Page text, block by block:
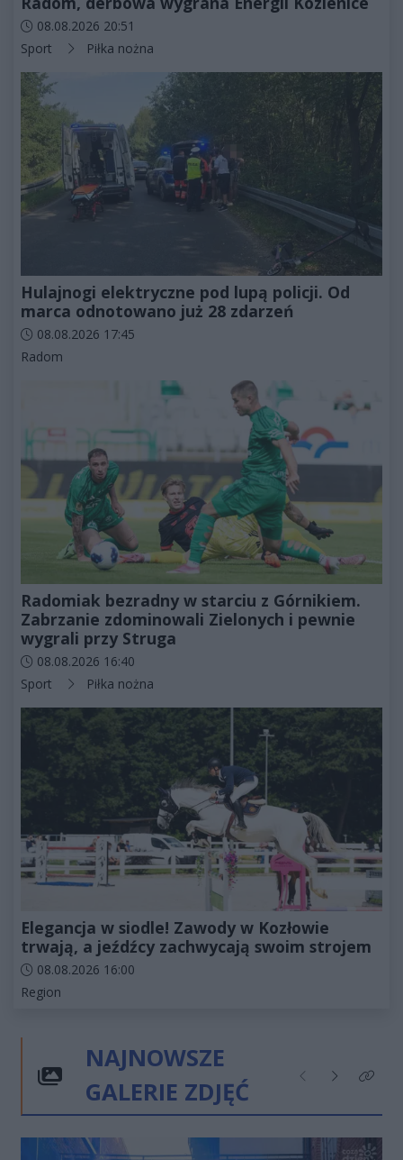
Data dodania artykułu:
08.08.2026 20:51
Kategorie artykułu:
Sport Piłka nożna
Hulajnogi elektryczne pod lupą policji. Od
marca odnotowano już 28 zdarzeń
Data dodania artykułu:
08.08.2026 17:45
Kategorie artykułu:
Radom
Radomiak bezradny w starciu z Górnikiem.
Zabrzanie zdominowali Zielonych i pewnie
wygrali przy Struga
Data dodania artykułu:
08.08.2026 16:40
Kategorie artykułu:
Sport Piłka nożna
Elegancja w siodle! Zawody w Kozłowie
trwają, a jeźdźcy zachwycają swoim strojem
Data dodania artykułu:
08.08.2026 16:00
Kategorie artykułu:
Region
NAJNOWSZE
GALERIE ZDJĘĆ
Poprzednie
NastępneKliknij